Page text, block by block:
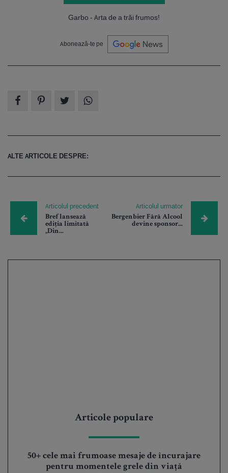
Garbo - Arta de a trăi frumos!
Abonează-te pe
ALTE ARTICOLE DESPRE:
Articolul precedent
Bref lansează
ediția limitată
„Din...
Articolul urmator
Bergenbier Fără Alcool
devine sponsor...
Articole populare
50+ cele mai frumoase mesaje de încurajare
pentru momentele grele din viață